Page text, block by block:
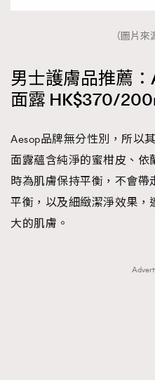
（圖片來
男士護膚品推薦
面露 HK$370/
Aesop品牌無分性別，所以
面露蘊含純淨的蜜柑皮、依
時為肌膚保持平衡，不會帶
平衡，以及細緻潔淨效果，
大的肌膚。